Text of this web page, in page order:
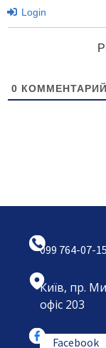
Login
0 КОММЕНТАРИЙ
099 764-07-15
Київ, пр.
офіс 203
Facebook